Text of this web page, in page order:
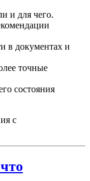
и для чего.
в документах и
точные
состояния